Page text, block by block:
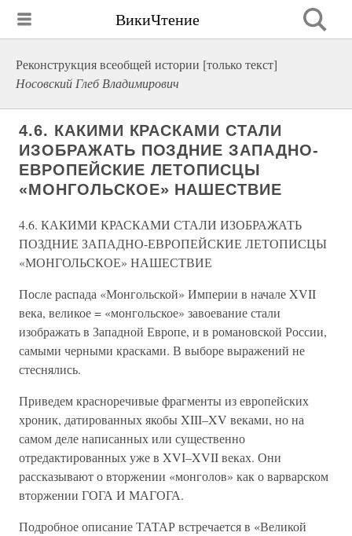
ВикиЧтение
Реконструкция всеобщей истории [только текст]
Носовский Глеб Владимирович
4.6. КАКИМИ КРАСКАМИ СТАЛИ
ИЗОБРАЖАТЬ ПОЗДНИЕ ЗАПАДНО-
ЕВРОПЕЙСКИЕ ЛЕТОПИСЦЫ
«МОНГОЛЬСКОЕ» НАШЕСТВИЕ
4.6. КАКИМИ КРАСКАМИ СТАЛИ ИЗОБРАЖАТЬ
ПОЗДНИЕ ЗАПАДНО-ЕВРОПЕЙСКИЕ ЛЕТОПИСЦЫ
«МОНГОЛЬСКОЕ» НАШЕСТВИЕ
После распада «Монгольской» Империи в начале XVII
века, великое = «монгольское» завоевание стали
изображать в Западной Европе, и в романовской России,
самыми черными красками. В выборе выражений не
стеснялись.
Приведем красноречивые фрагменты из европейских
хроник, датированных якобы XIII–XV веками, но на
самом деле написанных или существенно
отредактированных уже в XVI–XVII веках. Они
рассказывают о вторжении «монголов» как о варварском
вторжении ГОГА И МАГОГА.
Подробное описание ТАТАР встречается в «Великой